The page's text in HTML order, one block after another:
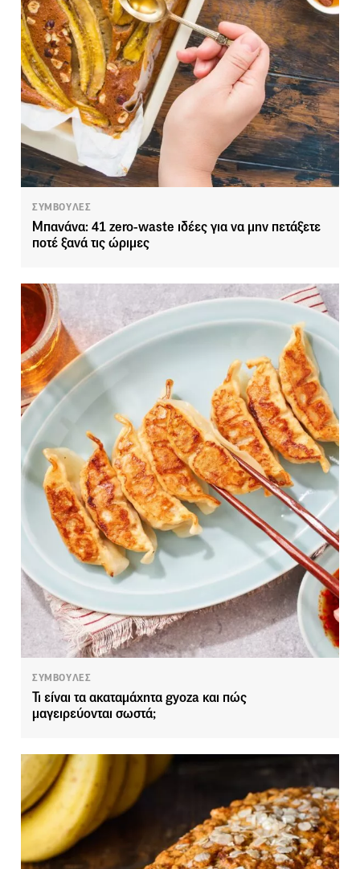
ΣΥΜΒΟΥΛΕΣ
Μπανάνα: 41 zero-waste ιδέες για να μην πετάξετε
ποτέ ξανά τις ώριμες
ΣΥΜΒΟΥΛΕΣ
Τι είναι τα ακαταμάχητα gyoza και πώς
μαγειρεύονται σωστά;